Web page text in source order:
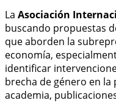
La Asociación
buscando propuestas
que aborden la
economía,
identificar
brecha de género en
academia,